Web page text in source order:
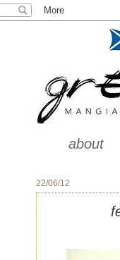
about
22/06/12